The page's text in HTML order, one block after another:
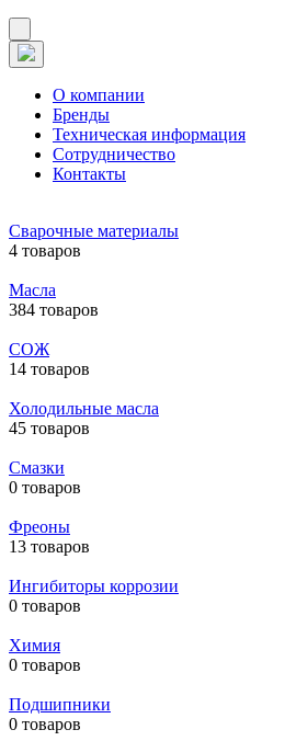
О компании
Бренды
Техническая информация
Сотрудничество
Контакты
Сварочные материалы
4 товаров
Масла
384 товаров
СОЖ
14 товаров
Холодильные масла
45 товаров
Смазки
0 товаров
Фреоны
13 товаров
Ингибиторы коррозии
0 товаров
Химия
0 товаров
Подшипники
0 товаров